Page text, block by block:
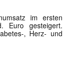
im ersten
Euro gesteigert.
, Herz- und